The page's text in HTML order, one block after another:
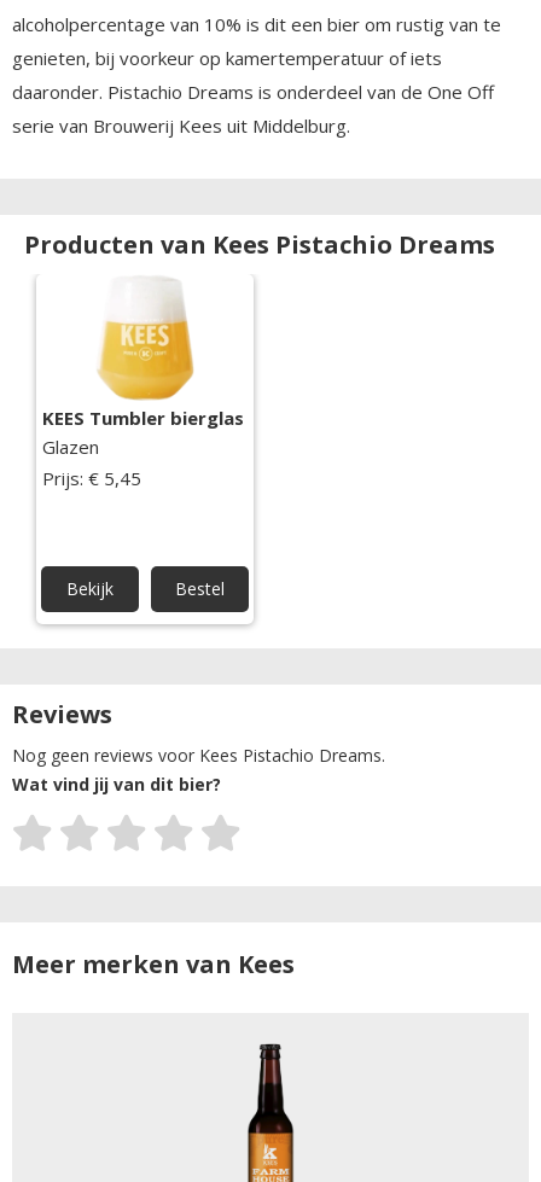
alcoholpercentage van 10% is dit een bier om rustig van te
genieten, bij voorkeur op kamertemperatuur of iets
daaronder. Pistachio Dreams is onderdeel van de One Off
serie van Brouwerij Kees uit Middelburg.
Producten van Kees Pistachio Dreams
KEES Tumbler bierglas
Glazen
Prijs: € 5,45
Bekijk Bestel
Reviews
Nog geen reviews voor Kees Pistachio Dreams.
Wat vind jij van dit bier?
Meer merken van Kees